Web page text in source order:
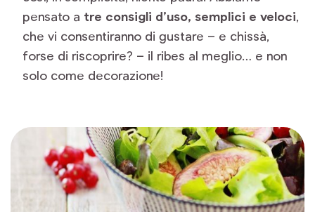
pensato a tre consigli d’uso, semplici e veloci,
che vi consentiranno di gustare – e chissà,
forse di riscoprire? – il ribes al meglio… e non
solo come decorazione!